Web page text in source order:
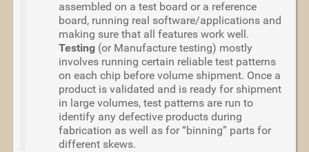
assembled on a test board or a reference
board, running real software/applications and
making sure that all features work well.
Testing(or Manufacture testing) mostly
involves running certain reliable test patterns
on each chip before volume shipment. Once a
product is validated and is ready for shipment
in large volumes, test patterns are run to
identify any defective products during
fabrication as well as for “binning” parts for
different skews.